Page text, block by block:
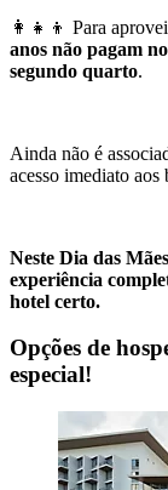
👩‍👧‍👦 Para
anos não pagam
segundo quarto.
Ainda não é
acesso imediato aos
Neste Dia das
experiência
hotel certo.
Opções de
especial!